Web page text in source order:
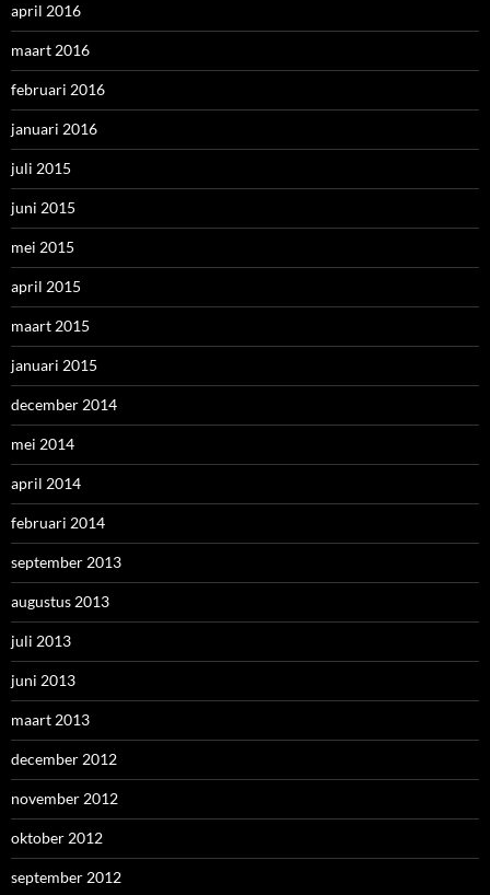
april 2016
maart 2016
februari 2016
januari 2016
juli 2015
juni 2015
mei 2015
april 2015
maart 2015
januari 2015
december 2014
mei 2014
april 2014
februari 2014
september 2013
augustus 2013
juli 2013
juni 2013
maart 2013
december 2012
november 2012
oktober 2012
september 2012